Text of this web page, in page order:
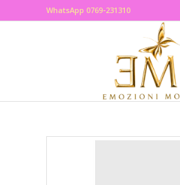
WhatsApp 0769-231310